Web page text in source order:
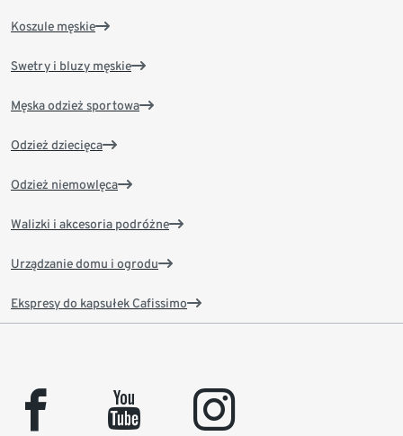
Koszule męskie
Swetry i bluzy męskie
Męska odzież sportowa
Odzież dziecięca
Odzież niemowlęca
Walizki i akcesoria podróżne
Urządzanie domu i ogrodu
Ekspresy do kapsułek Cafissimo
facebook youtube instagram